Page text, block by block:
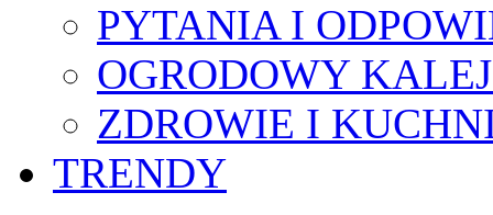
PYTANIA I
OGRODOWY
ZDROWIE I
TRENDY